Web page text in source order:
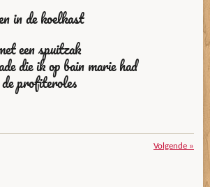
in de koelkast
een spuitzak
die ik op bain marie had
profiteroles
Volgende »